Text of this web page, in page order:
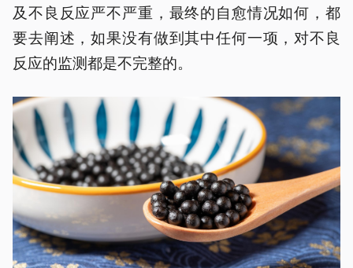
及不良反应严不严重，最终的自愈情况如何，都
要去阐述，如果没有做到其中任何一项，对不良
反应的监测都是不完整的。